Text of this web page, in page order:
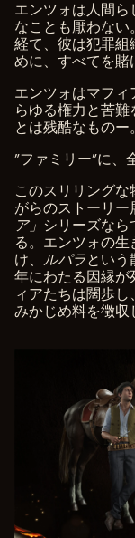
ッ
ク
す
る
と
、
You
Tub
eの
プ
ラ
イ
バ
と
エンツォは人間
なことも厭わな
経て、彼は犯罪組
めに、すべてを賭
エンツォはマフ
らゆる権力と苦
とは残酷なものー。
”ファミリー”に、
このスリリング
がらのストーリー
ア」 シリーズな
る。エンツォの
け、 ルパラという
年にわたる因縁が
ィアたちは闊歩し
みかじめ料を徴収